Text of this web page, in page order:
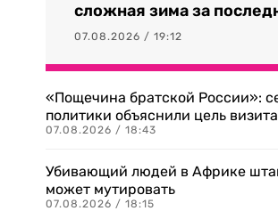
сложная зима за
07.08.2026 / 19:12
«Пощечина братской России»:
политики объяснили цель
07.08.2026 / 18:43
Убивающий людей в Африке
может мутировать
07.08.2026 / 18:15